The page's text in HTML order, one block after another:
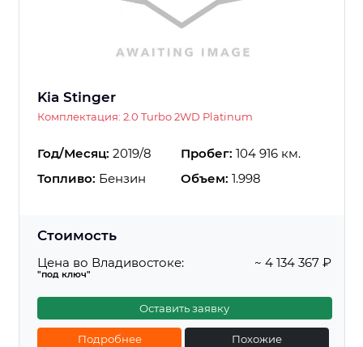
Kia Stinger
Комплектация: 2.0 Turbo 2WD Platinum
Год/Месяц: 2019/8 Пробег: 104 916 км.
Топливо: Бензин Объем: 1.998
Стоимость
Цена во Владивостоке:
"под ключ"
~ 4 134 367 ₽
Оставить заявку
Подробнее Похожие